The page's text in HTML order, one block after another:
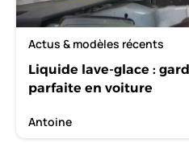
Actus & modèles récents
Liquide lave-glace :
parfaite en voiture
Antoine